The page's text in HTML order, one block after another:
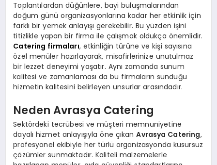
Toplantılardan düğünlere, bayi buluşmalarından
doğum günü organizasyonlarına kadar her etkinlik için
farklı bir yemek anlayışı gerekebilir. Bu yüzden işini
titizlikle yapan bir firma ile çalışmak oldukça önemlidir.
Catering firmaları, etkinliğin türüne ve kişi sayısına
özel menüler hazırlayarak, misafirlerinize unutulmaz
bir lezzet deneyimi yaşatır. Aynı zamanda sunum
kalitesi ve zamanlaması da bu firmaların sunduğu
hizmetin kalitesini belirleyen unsurlar arasındadır.
Neden Avrasya Catering
Sektördeki tecrübesi ve müşteri memnuniyetine
dayalı hizmet anlayışıyla öne çıkanAvrasya Catering,
profesyonel ekibiyle her türlü organizasyonda kusursuz
çözümler sunmaktadır. Kaliteli malzemelerle